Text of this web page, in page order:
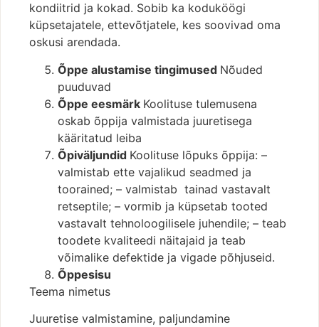
kondiitrid ja kokad. Sobib ka koduköögi
küpsetajatele, ettevõtjatele, kes soovivad oma
oskusi arendada.
Õppe alustamise tingimused Nõuded
puuduvad
Õppe eesmärk Koolituse tulemusena
oskab õppija valmistada juuretisega
kääritatud leiba
Õpiväljundid Koolituse lõpuks õppija: –
valmistab ette vajalikud seadmed ja
toorained; – valmistab tainad vastavalt
retseptile; – vormib ja küpsetab tooted
vastavalt tehnoloogilisele juhendile; – teab
toodete kvaliteedi näitajaid ja teab
võimalike defektide ja vigade põhjuseid.
Õppesisu
Teema nimetus
Juuretise valmistamine, paljundamine